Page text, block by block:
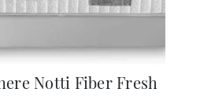
Notti Fiber Fresh